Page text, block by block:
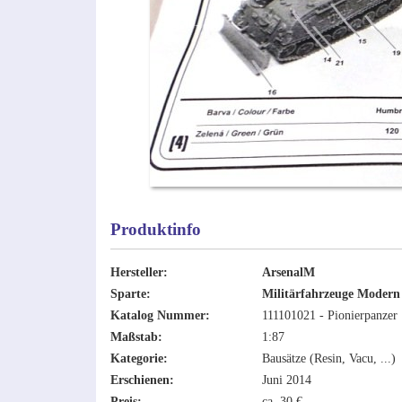
Produktinfo
Hersteller:
ArsenalM
Sparte:
Militärfahrzeuge Modern
Katalog Nummer:
111101021 - Pionierpanzer
Maßstab:
1:87
Kategorie:
Bausätze (Resin, Vacu, ...)
Erschienen:
Juni 2014